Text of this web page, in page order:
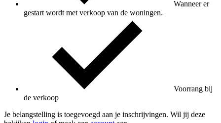
Wanneer er
gestart wordt met verkoop van de woningen.
Voorrang bij
de verkoop
Je belangstelling is toegevoegd aan je inschrijvingen. Wil jij deze